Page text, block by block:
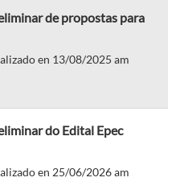
de propostas para
en 13/08/2025 am
do Edital Epec
en 25/06/2026 am